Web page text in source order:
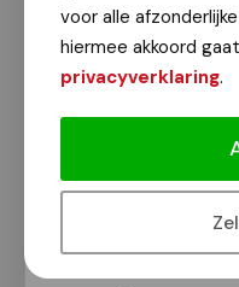
voor alle
hiermee akkoord
privacyverklaring.
Vandaag kwamen
bijeen in de
de 24e editie van
een jaarlijks
kalender.
welkom, gevolgd